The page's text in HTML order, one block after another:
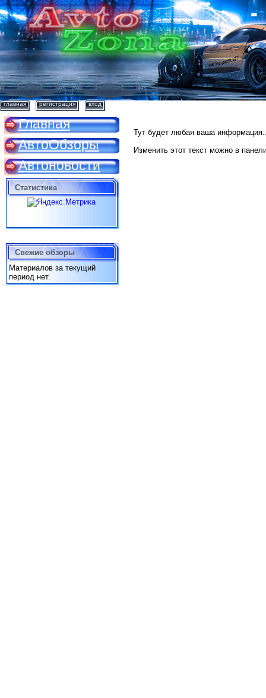
главная регистрация вход
Главная
АвтоОбзоры
Автоновости
Статистика
Свежие обзоры
Материалов за текущий
период нет.
Тут будет любая ваша
Изменить этот текст можно в